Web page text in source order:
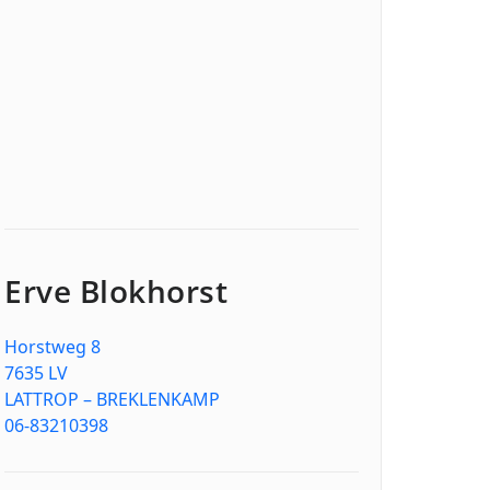
Erve Blokhorst
Horstweg 8
7635 LV
LATTROP – BREKLENKAMP
06-83210398